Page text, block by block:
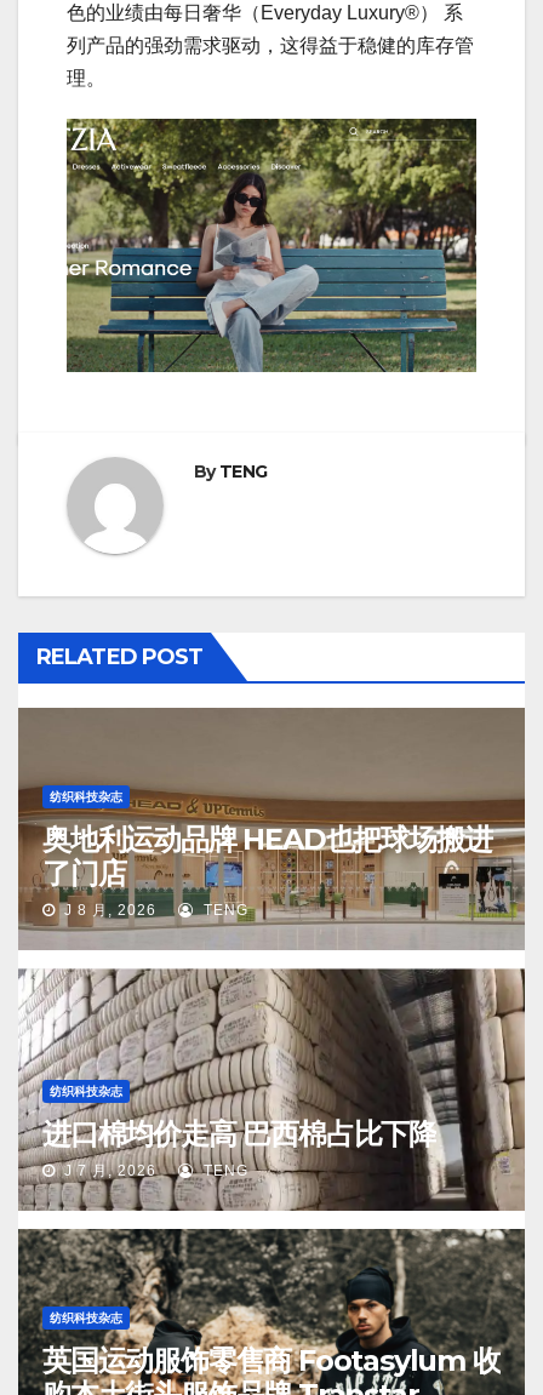
色的业绩由每日奢华（Everyday Luxury®） 系
列产品的强劲需求驱动，这得益于稳健的库存管
理。
ByTENG
RELATED POST
纺织科技杂志
奥地利运动品牌 HEAD也把球场搬进
了门店
J 8 月, 2026 TENG
纺织科技杂志
进口棉均价走高 巴西棉占比下降
J 7 月, 2026 TENG
纺织科技杂志
英国运动服饰零售商 Footasylum 收